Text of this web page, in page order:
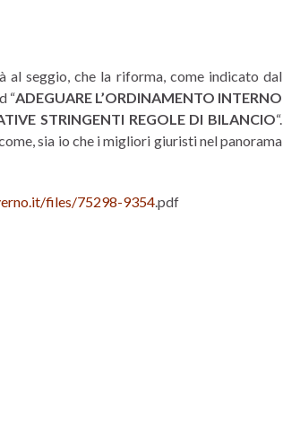
al seggio, che la riforma, come indicato dal
“ADEGUARE L’ORDINAMENTO INTERNO
STRINGENTI REGOLE DI BILANCIO“.
sia io che i migliori giuristi nel panorama
files/75298-9354.pdf